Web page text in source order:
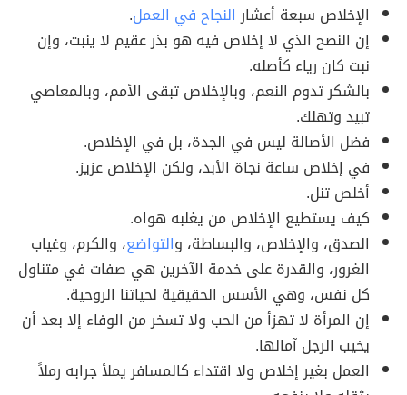
الإخلاص سبعة أعشارالنجاح في العمل.
إن النصح الذي لا إخلاص فيه هو بذر عقيم لا ينبت، وإن
نبت كان رياء كأصله.
بالشكر تدوم النعم، وبالإخلاص تبقى الأمم، وبالمعاصي
تبيد وتهلك.
فضل الأصالة ليس في الجدة، بل في الإخلاص.
في إخلاص ساعة نجاة الأبد، ولكن الإخلاص عزيز.
أخلص تنل.
كيف يستطيع الإخلاص من يغلبه هواه.
الصدق، والإخلاص، والبساطة، والتواضع، والكرم، وغياب
الغرور، والقدرة على خدمة الآخرين هي صفات في متناول
كل نفس، وهي الأسس الحقيقية لحياتنا الروحية.
إن المرأة لا تهزأ من الحب ولا تسخر من الوفاء إلا بعد أن
يخيب الرجل آمالها.
العمل بغير إخلاص ولا اقتداء كالمسافر يملأ جرابه رملاً